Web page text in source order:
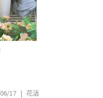
06/17 | 花活